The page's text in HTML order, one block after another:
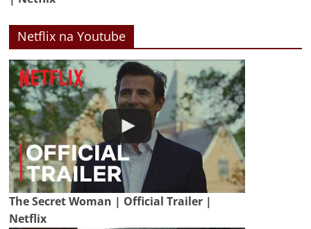
Netflix na Youtube
The Secret Woman | Official Trailer |
Netflix